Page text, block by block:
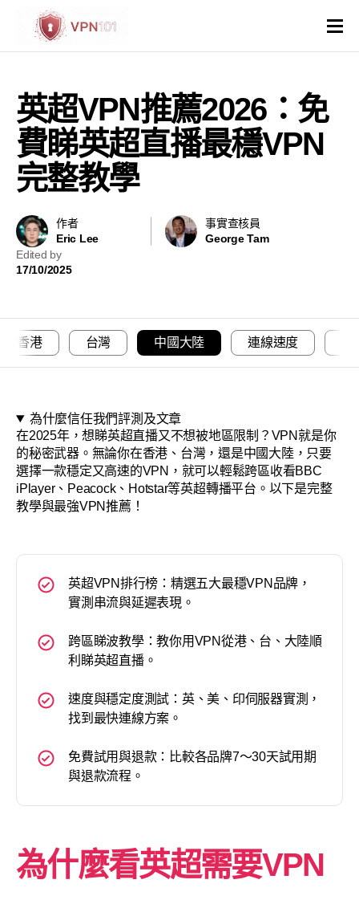
VPN比較
VPN解鎖網站
國家與地區
虛擬主機
英超VPN推薦2026：免
費睇英超直播最穩VPN
完整教學
作者
Eric Lee
事實查核員
George Tam
Edited by
17/10/2025
香港 台灣 中國大陸 連線速度
為什麼信任我們評測及文章
在2025年，想睇英超直播又不想被地區限制？VPN就是你
的秘密武器。無論你在香港、台灣，還是中國大陸，只要
選擇一款穩定又高速的VPN，就可以輕鬆跨區收看BBC
iPlayer、Peacock、Hotstar等英超轉播平台。以下是完整
教學與最強VPN推薦！
英超VPN排行榜：精選五大最穩VPN品牌，
實測串流與延遲表現。
跨區睇波教學：教你用VPN從港、台、大陸順
利睇英超直播。
速度與穩定度測試：英、美、印伺服器實測，
找到最快連線方案。
免費試用與退款：比較各品牌7～30天試用期
與退款流程。
為什麼看英超需要VPN